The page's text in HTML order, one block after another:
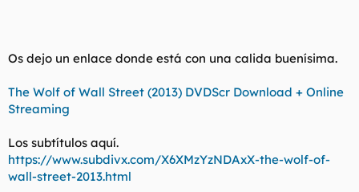
Os dejo un enlace donde está con una calida buenísima.
The Wolf of Wall Street (2013) DVDScr Download + Online
Streaming
Los subtítulos aquí.
https://www.subdivx.com/X6XMzYzNDAxX-the-wolf-of-
wall-street-2013.html